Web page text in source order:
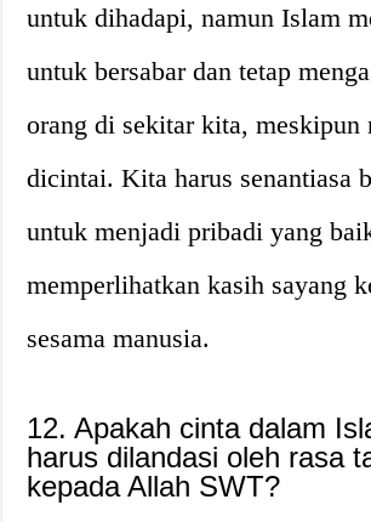
untuk dihadapi, namun Islam
untuk bersabar dan tetap
orang di sekitar kita, meskipun
dicintai. Kita harus senantiasa
untuk menjadi pribadi yang
memperlihatkan kasih sayang
sesama manusia.
12. Apakah cinta dalam
harus dilandasi oleh rasa
kepada Allah SWT?